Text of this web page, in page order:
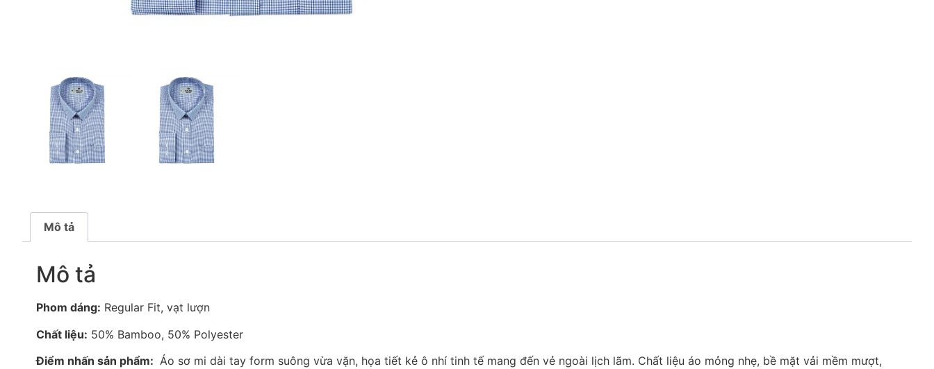
Mô tả
Mô tả
Phom dáng: Regular Fit, vạt lượn
Chất liệu: 50% Bamboo, 50% Polyester
Điểm nhấn sản phẩm: Áo sơ mi dài tay form suông vừa vặn, họa tiết kẻ ô nhí tinh tế mang đến vẻ ngoài lịch lãm. Chất liệu áo mỏng nhẹ, bề mặt vải mềm mượt,